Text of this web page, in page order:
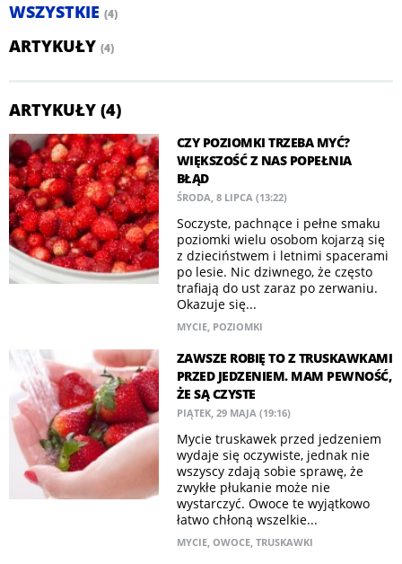
WSZYSTKIE (4)
ARTYKUŁY (4)
ARTYKUŁY (4)
CZY POZIOMKI TRZEBA MYĆ?
WIĘKSZOŚĆ Z NAS POPEŁNIA
BŁĄD
ŚRODA, 8 LIPCA (13:22)
Soczyste, pachnące i pełne smaku
poziomki wielu osobom kojarzą się
z dzieciństwem i letnimi spacerami
po lesie. Nic dziwnego, że często
trafiają do ust zaraz po zerwaniu.
Okazuje się...
MYCIE, POZIOMKI
ZAWSZE ROBIĘ TO Z TRUSKAWKAMI
PRZED JEDZENIEM. MAM PEWNOŚĆ,
ŻE SĄ CZYSTE
PIĄTEK, 29 MAJA (19:16)
Mycie truskawek przed jedzeniem
wydaje się oczywiste, jednak nie
wszyscy zdają sobie sprawę, że
zwykłe płukanie może nie
wystarczyć. Owoce te wyjątkowo
łatwo chłoną wszelkie...
MYCIE, OWOCE, TRUSKAWKI